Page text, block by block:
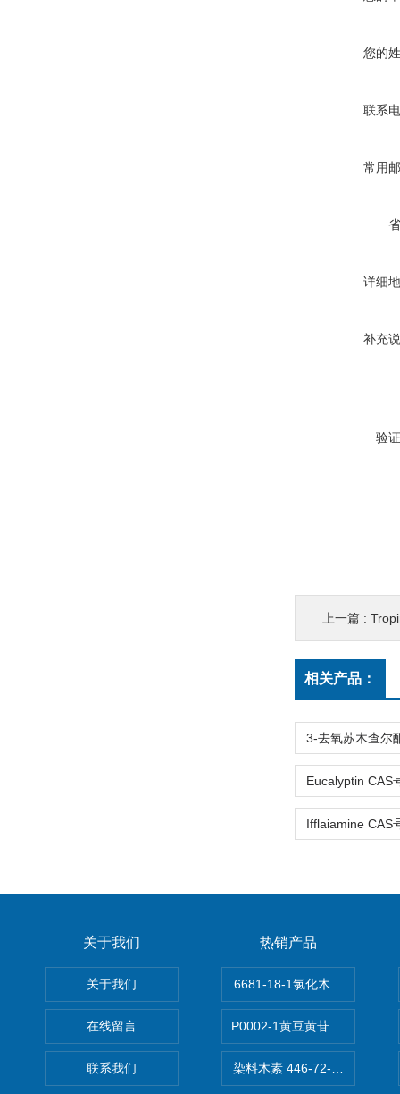
您的
联系
常用
详细
补充
验
上一篇 :
相关产品：
关于我们
关于我们
在线留言
联系我们
热销产品
6681-18-1氯化木兰花碱
P0002-1黄豆黄苷 40246-10-
染料木素 446-72-0